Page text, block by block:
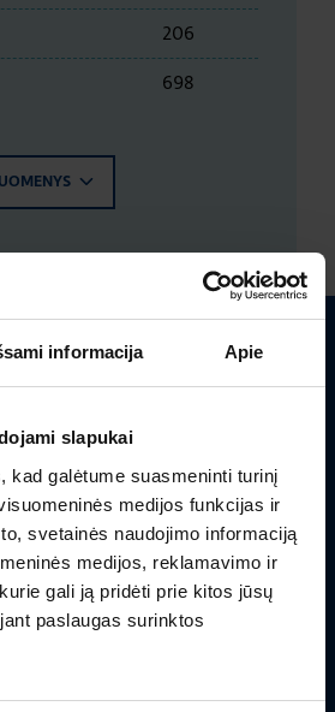
informacija Apie
slapukai
kad galėtume suasmeninti turinį
medijos funkcijas ir
svetainės naudojimo informaciją
medijos, reklamavimo ir
gali ją pridėti prie kitos jūsų
paslaugas surinktos
206
698
Susisiekite